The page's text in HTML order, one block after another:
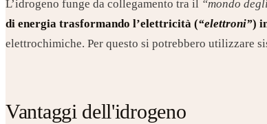
L’idrogeno funge da collegamento tra il “mondo
di energia trasformando l’elettricità (“elettroni”)
elettrochimiche. Per questo si potrebbero utilizzare
Vantaggi dell'idrogeno